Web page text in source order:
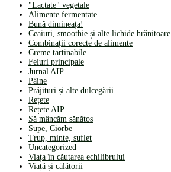
"Lactate" vegetale
Alimente fermentate
Bună dimineața!
Ceaiuri, smoothie și alte lichide hrănitoare
Combinații corecte de alimente
Creme tartinabile
Feluri principale
Jurnal AIP
Pâine
Prăjituri și alte dulcegării
Rețete
Rețete AIP
Să mâncăm sănătos
Supe, Ciorbe
Trup, minte, suflet
Uncategorized
Viața în căutarea echilibrului
Viață și călătorii